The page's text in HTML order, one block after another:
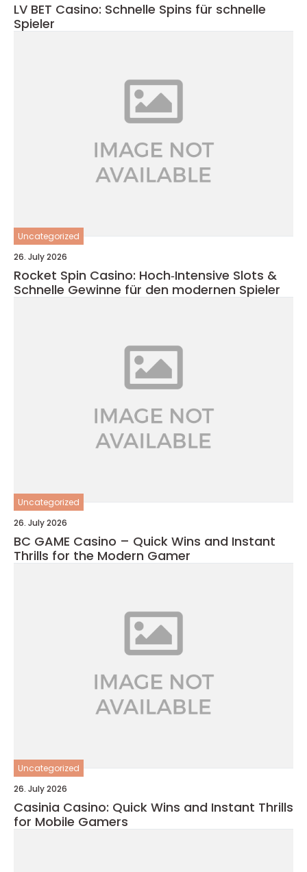
LV BET Casino: Schnelle Spins für schnelle
Spieler
Uncategorized
26. July 2026
Rocket Spin Casino: Hoch‑Intensive Slots &
Schnelle Gewinne für den modernen Spieler
Uncategorized
26. July 2026
BC GAME Casino – Quick Wins and Instant
Thrills for the Modern Gamer
Uncategorized
26. July 2026
Casinia Casino: Quick Wins and Instant Thrills
for Mobile Gamers